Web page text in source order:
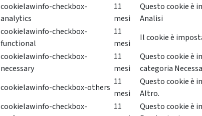
cookielawinfo-checkbox-
analytics
11
mesi
Questo cookie è
Analisi
cookielawinfo-checkbox-
functional
11
mesi
Il cookie è
cookielawinfo-checkbox-
necessary
11
mesi
Questo cookie è
categoria
cookielawinfo-checkbox-others
11
mesi
Questo cookie è
Altro.
cookielawinfo-checkbox-
11
Questo cookie è